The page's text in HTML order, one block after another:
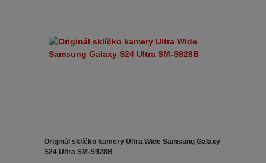
Originál sklíčko kamery Ultra Wide Samsung Galaxy
S24 Ultra SM-S928B